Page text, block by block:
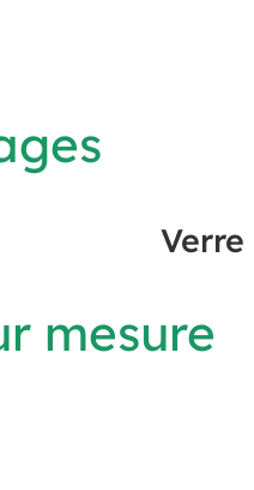
mesure